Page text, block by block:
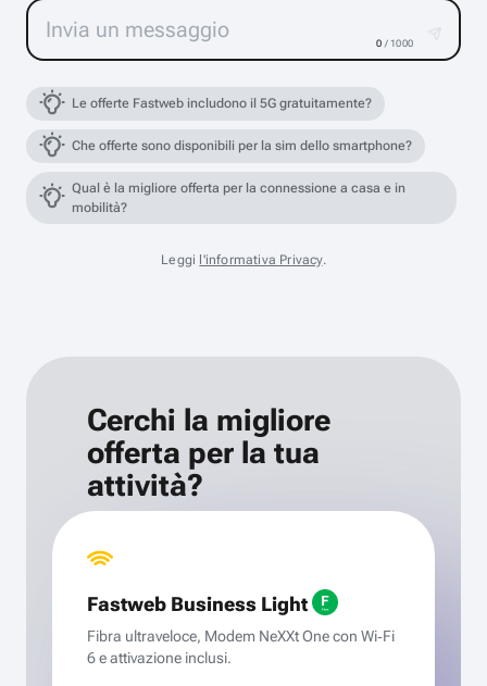
0 / 1000
Le offerte Fastweb includono il 5G gratuitamente?
Che offerte sono disponibili per la sim dello smartphone?
Qual è la migliore offerta per la connessione a casa e in
mobilità?
Leggi l'informativa Privacy.
Cerchi la migliore
offerta per la tua
attività?
Fastweb Business Light
Fibra ultraveloce, Modem NeXXt One con Wi‑Fi
6 e attivazione inclusi.